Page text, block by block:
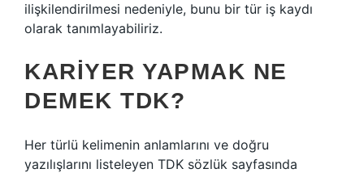
ilişkilendirilmesi nedeniyle, bunu bir tür iş kaydı
olarak tanımlayabiliriz.
KARIYER YAPMAK NE
DEMEK TDK?
Her türlü kelimenin anlamlarını ve doğru
yazılışlarını listeleyen TDK sözlük sayfasında